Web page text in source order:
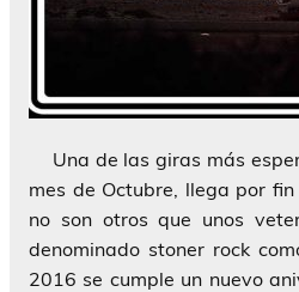
Una de las giras más
mes de Octubre, llega por
no son otros que unos
denominado stoner rock
2016 se cumple un nuevo